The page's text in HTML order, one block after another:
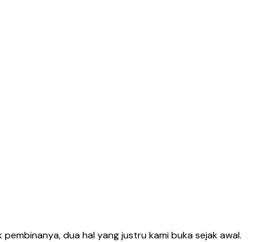
dua hal yang justru kami buka sejak awal.